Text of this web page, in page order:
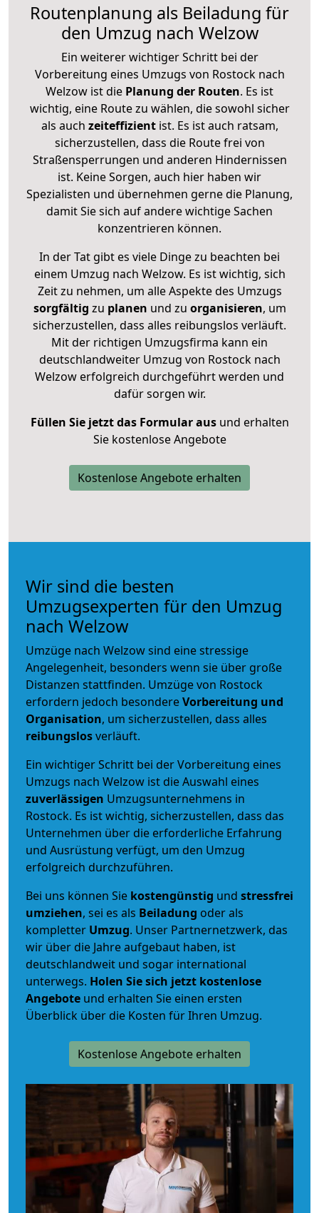
Routenplanung als Beiladung für
den Umzug nach Welzow
Ein weiterer wichtiger Schritt bei der
Vorbereitung eines Umzugs von Rostock nach
Welzow ist die Planung der Routen. Es ist
wichtig, eine Route zu wählen, die sowohl sicher
als auch zeiteffizientist. Es ist auch ratsam,
sicherzustellen, dass die Route frei von
Straßensperrungen und anderen Hindernissen
ist. Keine Sorgen, auch hier haben wir
Spezialisten und übernehmen gerne die Planung,
damit Sie sich auf andere wichtige Sachen
konzentrieren können.
In der Tat gibt es viele Dinge zu beachten bei
einem Umzug nach Welzow. Es ist wichtig, sich
Zeit zu nehmen, um alle Aspekte des Umzugs
sorgfältig zu planen und zu organisieren, um
sicherzustellen, dass alles reibungslos verläuft.
Mit der richtigen Umzugsfirma kann ein
deutschlandweiter Umzug von Rostock nach
Welzow erfolgreich durchgeführt werden und
dafür sorgen wir.
Füllen Sie jetzt das Formular ausund erhalten
Sie kostenlose Angebote
Kostenlose Angebote erhalten
Wir sind die besten
Umzugsexperten für den Umzug
nach Welzow
Umzüge nach Welzow sind eine stressige
Angelegenheit, besonders wenn sie über große
Distanzen stattfinden. Umzüge von Rostock
erfordern jedoch besondereVorbereitung und
Organisation, um sicherzustellen, dass alles
reibungslosverläuft.
Ein wichtiger Schritt bei der Vorbereitung eines
Umzugs nach Welzow ist die Auswahl eines
zuverlässigen Umzugsunternehmens in
Rostock. Es ist wichtig, sicherzustellen, dass das
Unternehmen über die erforderliche Erfahrung
und Ausrüstung verfügt, um den Umzug
erfolgreich durchzuführen.
Bei uns können Sie kostengünstig und stressfrei
umziehen, sei es als Beiladung oder als
kompletter Umzug. Unser Partnernetzwerk, das
wir über die Jahre aufgebaut haben, ist
deutschlandweit und sogar international
unterwegs. Holen Sie sich jetzt kostenlose
Angebote und erhalten Sie einen ersten
Überblick über die Kosten für Ihren Umzug.
Kostenlose Angebote erhalten